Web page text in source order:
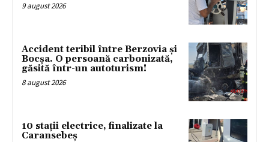
9 august 2026
Accident teribil între Berzovia și
Bocșa. O persoană carbonizată,
găsită într-un autoturism!
8 august 2026
10 stații electrice, finalizate la
Caransebeș